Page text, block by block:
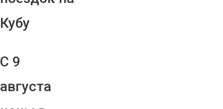
Кубу
С 9
августа